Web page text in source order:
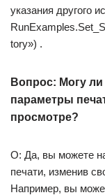
указания другого
tory») .
Вопрос: Могу
параметры
просмотре?
О: Да, вы можете
печати, изменив
Например, вы